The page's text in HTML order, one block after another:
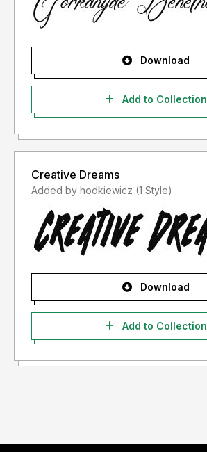
Download
Add to Collection
Creative Dreams
Added by hodkiewicz (1 Style)
Download
Add to Collection